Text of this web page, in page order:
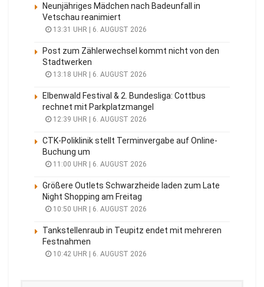
Neunjähriges Mädchen nach Badeunfall in
Vetschau reanimiert
13:31 UHR | 6. AUGUST 2026
Post zum Zählerwechsel kommt nicht von den
Stadtwerken
13:18 UHR | 6. AUGUST 2026
Elbenwald Festival & 2. Bundesliga: Cottbus
rechnet mit Parkplatzmangel
12:39 UHR | 6. AUGUST 2026
CTK-Poliklinik stellt Terminvergabe auf Online-
Buchung um
11:00 UHR | 6. AUGUST 2026
Größere Outlets Schwarzheide laden zum Late
Night Shopping am Freitag
10:50 UHR | 6. AUGUST 2026
Tankstellenraub in Teupitz endet mit mehreren
Festnahmen
10:42 UHR | 6. AUGUST 2026